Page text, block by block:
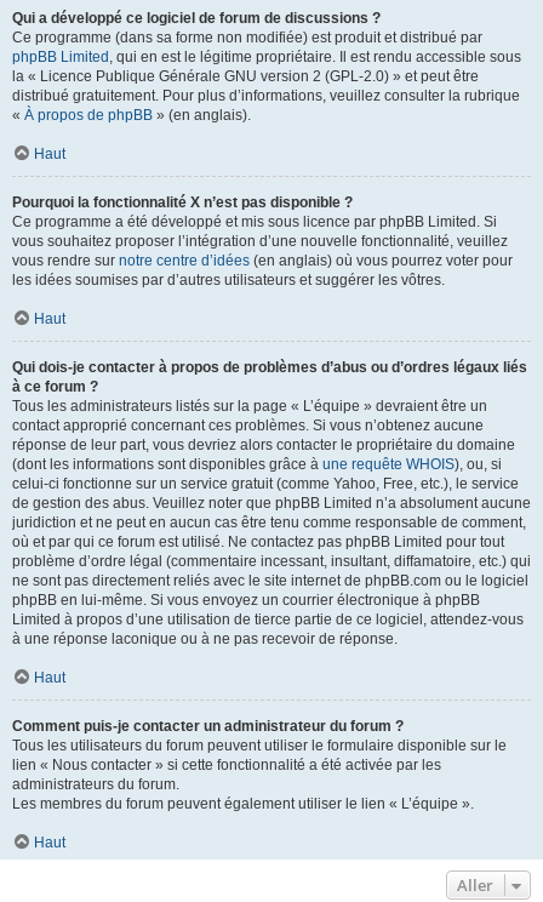
Qui a développé ce logiciel de forum de discussions ?
Ce programme (dans sa forme non modifiée) est produit et distribué par
phpBB Limited , qui en est le légitime propriétaire. Il est rendu accessible sous
la « Licence Publique Générale GNU version 2 (GPL-2.0) » et peut être
distribué gratuitement. Pour plus d’informations, veuillez consulter la rubrique
« À propos de phpBB » (en anglais).
Haut
Pourquoi la fonctionnalité X n’est pas disponible ?
Ce programme a été développé et mis sous licence par phpBB Limited. Si
vous souhaitez proposer l’intégration d’une nouvelle fonctionnalité, veuillez
vous rendre sur notre centre d’idées (en anglais) où vous pourrez voter pour
les idées soumises par d’autres utilisateurs et suggérer les vôtres.
Haut
Qui dois-je contacter à propos de problèmes d’abus ou d’ordres légaux liés
à ce forum ?
Tous les administrateurs listés sur la page « L’équipe » devraient être un
contact approprié concernant ces problèmes. Si vous n’obtenez aucune
réponse de leur part, vous devriez alors contacter le propriétaire du domaine
(dont les informations sont disponibles grâce à une requête WHOIS), ou, si
celui-ci fonctionne sur un service gratuit (comme Yahoo, Free, etc.), le service
de gestion des abus. Veuillez noter que phpBB Limited n’a absolument aucune
juridiction et ne peut en aucun cas être tenu comme responsable de comment,
où et par qui ce forum est utilisé. Ne contactez pas phpBB Limited pour tout
problème d’ordre légal (commentaire incessant, insultant, diffamatoire, etc.) qui
ne sont pas directement reliés avec le site internet de phpBB.com ou le logiciel
phpBB en lui-même. Si vous envoyez un courrier électronique à phpBB
Limited à propos d’une utilisation de tierce partie de ce logiciel, attendez-vous
à une réponse laconique ou à ne pas recevoir de réponse.
Haut
Comment puis-je contacter un administrateur du forum ?
Tous les utilisateurs du forum peuvent utiliser le formulaire disponible sur le
lien « Nous contacter » si cette fonctionnalité a été activée par les
administrateurs du forum.
Les membres du forum peuvent également utiliser le lien « L’équipe ».
Haut
Aller